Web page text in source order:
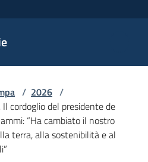
/ 2026 /
cordoglio del presidente de
“Ha cambiato il nostro
terra, alla sostenibilità e al